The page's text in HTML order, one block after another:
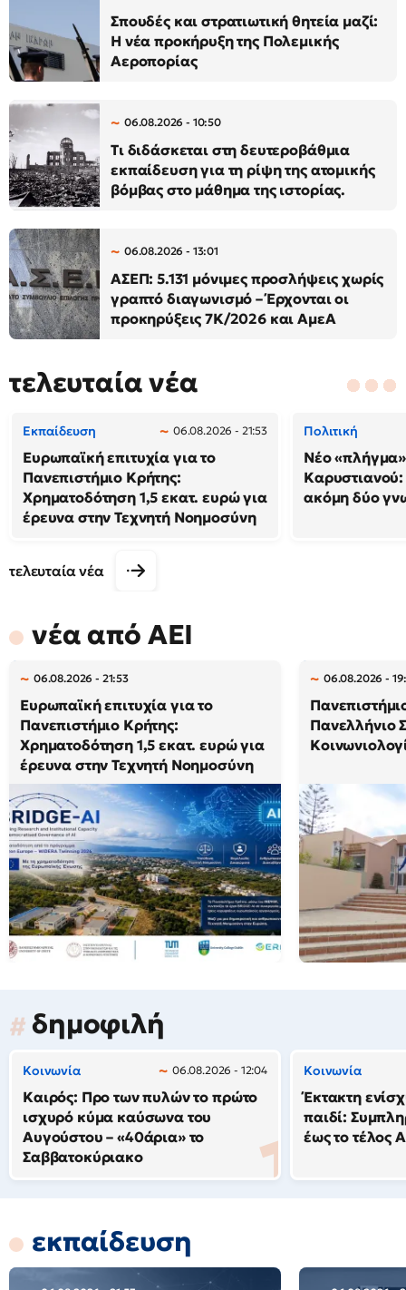
Σπουδές και στρατιωτική θητεία μαζί:
Η νέα προκήρυξη της Πολεμικής
Αεροπορίας
06.08.2026 - 10:50
Τι διδάσκεται στη δευτεροβάθμια
εκπαίδευση για τη ρίψη της ατομικής
βόμβας στο μάθημα της ιστορίας.
06.08.2026 - 13:01
ΑΣΕΠ: 5.131 μόνιμες προσλήψεις χωρίς
γραπτό διαγωνισμό – Έρχονται οι
προκηρύξεις 7Κ/2026 και ΑμεΑ
τελευταία νέα
Εκπαίδευση 06.08.2026 - 21:53
Ευρωπαϊκή επιτυχία για το
Πανεπιστήμιο Κρήτης:
Χρηματοδότηση 1,5 εκατ. ευρώ για
έρευνα στην Τεχνητή Νοημοσύνη
Πολιτική
Νέο
ακόμη δύο
τελευταία νέα
νέα από ΑΕΙ
06.08.2026 - 21:53
Ευρωπαϊκή επιτυχία για το
Πανεπιστήμιο Κρήτης:
Χρηματοδότηση 1,5 εκατ. ευρώ για
έρευνα στην Τεχνητή Νοημοσύνη
06.08.2026 -
Πανελλήνιο
δημοφιλή
Κοινωνία 06.08.2026 - 12:04
Καιρός: Προ των πυλών το πρώτο
ισχυρό κύμα καύσωνα του
Αυγούστου – «40άρια» το
Σαββατοκύριακο
Κοινωνία
Έκτακτη
παιδί:
έως το τέλος
εκπαίδευση